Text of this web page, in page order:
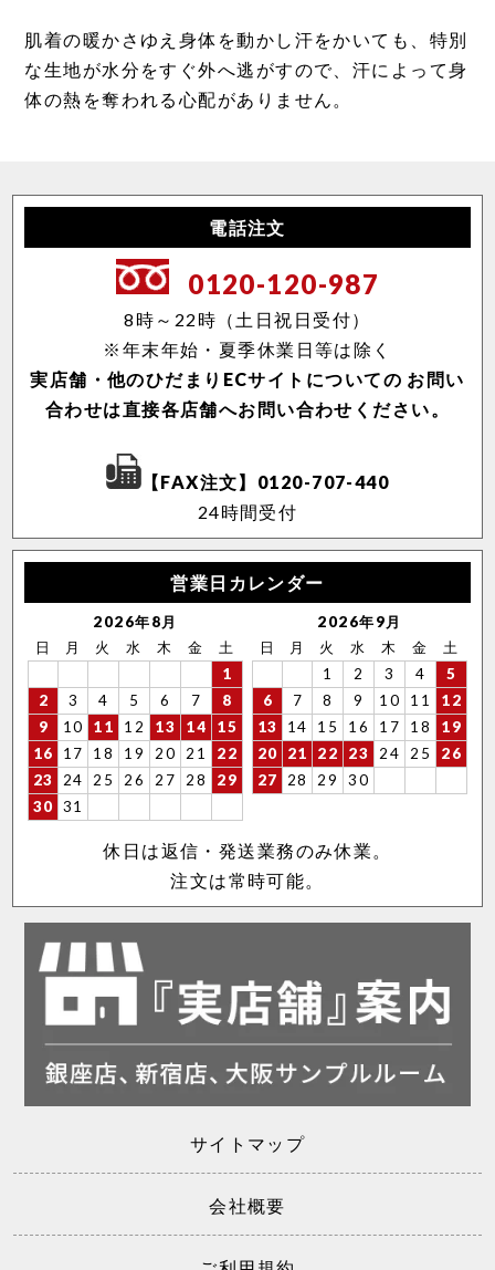
肌着の暖かさゆえ身体を動かし汗をかいても、特別
な生地が水分をすぐ外へ逃がすので、汗によって身
体の熱を奪われる心配がありません。
電話注文
0120-120-987
8時～22時（土日祝日受付）
※年末年始・夏季休業日等は除く
実店舗・他のひだまりECサイトについての お問い
合わせは直接各店舗へお問い合わせください。
【FAX注文】0120-707-440
24時間受付
営業日カレンダー
2026年8月
日
月 火 水 木 金
土
1
2
3 4 5 6 7
8
9
10 11 12 13 14
15
16
17 18 19 20 21
22
23
24 25 26 27 28
29
30
31
2026年9月
日
月 火 水 木 金
土
1
2 3 4
5
6
7 8 9 10 11
12
13
14 15 16 17 18
19
20
21 22 23 24 25
26
27
28 29 30
休日は返信・発送業務のみ休業。
注文は常時可能。
サイトマップ
会社概要